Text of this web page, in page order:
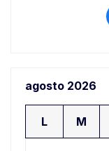
agosto 2026
L M